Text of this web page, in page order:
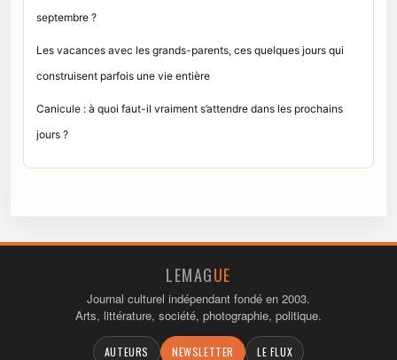
septembre ?
Les vacances avec les grands-parents, ces quelques jours qui
construisent parfois une vie entière
Canicule : à quoi faut-il vraiment s’attendre dans les prochains
jours ?
LEMAGUE
Journal culturel indépendant fondé en 2003.
Arts, littérature, société, photographie, politique.
AUTEURS NEWSLETTER LE FLUX